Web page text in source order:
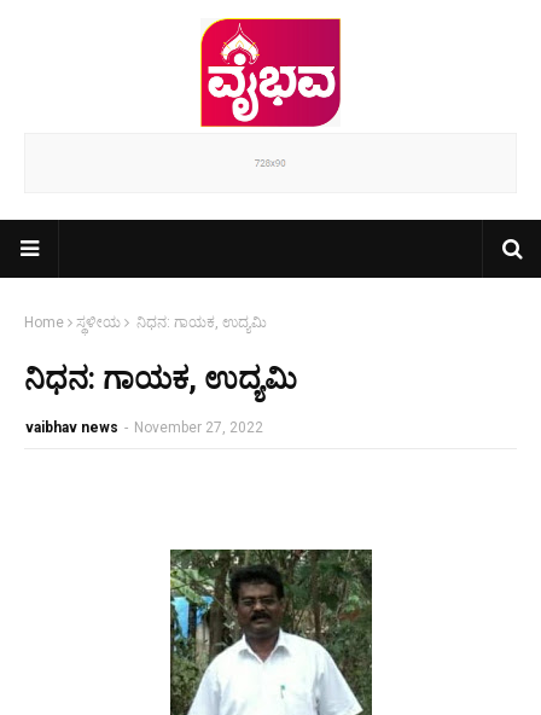
Home ಸ್ಥಳೀಯ ನಿಧನ: ಗಾಯಕ, ಉದ್ಯಮಿ
ನಿಧನ: ಗಾಯಕ, ಉದ್ಯಮಿ
vaibhav news - November 27, 2022